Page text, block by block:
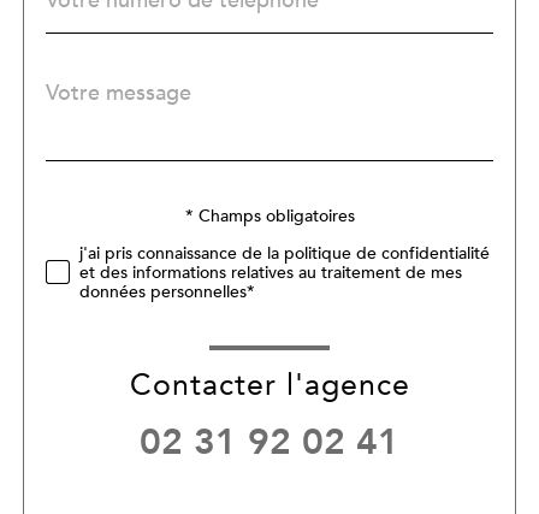
Fieldset
défaut
Message
*
Validation* Champs obligatoires
j'ai pris connaissance de la politique de confidentialité
et des informations relatives au traitement de mes
données personnelles*
Contacter l'agence
02 31 92 02 41